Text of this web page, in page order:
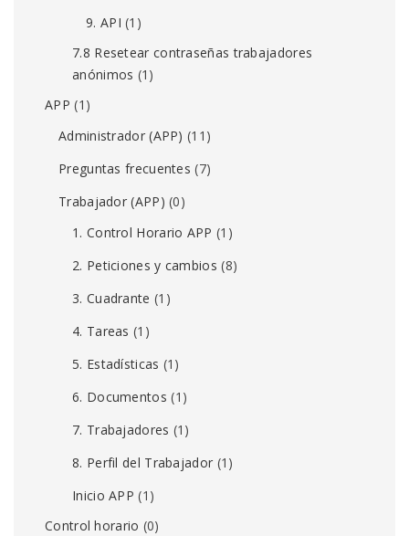
9. API (1)
7.8 Resetear contraseñas trabajadores
anónimos (1)
APP (1)
Administrador (APP) (11)
Preguntas frecuentes (7)
Trabajador (APP) (0)
1. Control Horario APP (1)
2. Peticiones y cambios (8)
3. Cuadrante (1)
4. Tareas (1)
5. Estadísticas (1)
6. Documentos (1)
7. Trabajadores (1)
8. Perfil del Trabajador (1)
Inicio APP (1)
Control horario (0)